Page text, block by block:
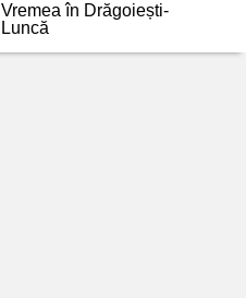
Vremea în Drăgoiești-
Luncă